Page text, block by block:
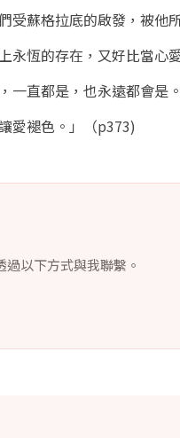
受蘇格拉底的啟發，被他
永恆的存在，又好比當心
一直都是，也永遠都會是
愛褪色。」（p373)
以下方式與我聯繫。